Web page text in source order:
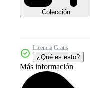
Colección
Licencia Gratis
¿Qué es esto?
Más información